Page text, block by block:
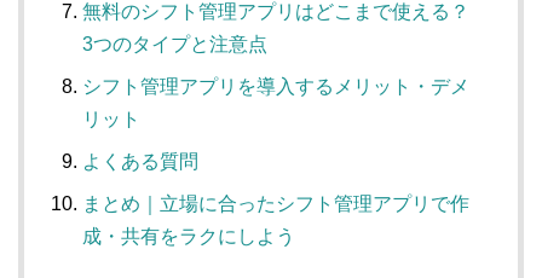
無料のシフト管理アプリはどこまで使える？
3つのタイプと注意点
シフト管理アプリを導入するメリット・デメ
リット
よくある質問
まとめ｜立場に合ったシフト管理アプリで作
成・共有をラクにしよう